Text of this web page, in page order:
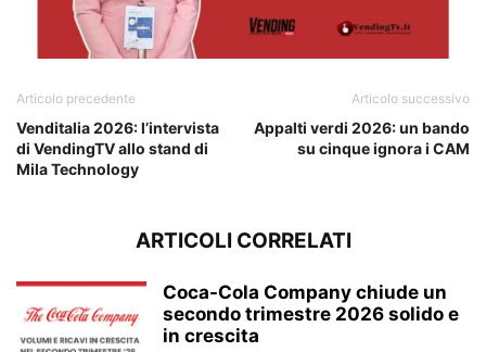
Articolo precedente
Venditalia 2026: l’intervista
di VendingTV allo stand di
Mila Technology
Articolo successivo
Appalti verdi 2026: un bando
su cinque ignora i CAM
ARTICOLI CORRELATI
Coca-Cola Company chiude un
secondo trimestre 2026 solido e
in crescita